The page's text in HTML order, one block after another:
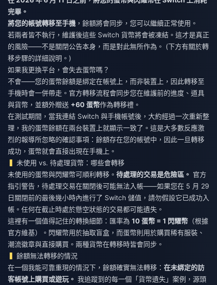
完畢。
將您的帳號轉移至手機 ，餘額將會同步，您可以繼續正常使用。
若兩者皆不執行，維護後這些 Switch 貨幣將會被凍結。這才是真正
的風險——不是關閉公告本身，而是對此無所作為。 (下方有關於轉
移步驟的詳細說明。)
如果我更換平台，會失去蛋幣嗎？
不會——您的蛋幣餘額是綁定在帳號上，而非裝置上，因此轉移至
手機時會一併帶走。官方轉移流程會同步您在維護前的進度、道具
與貨幣，並額外贈送 +60 蛋幣作為轉移禮。
在測試期間，當我連結 Switch 與手機帳號後，大約經過一次重新整
理，我的蛋幣餘額在兩台裝置上就顯示一致了。這是大多數反應激
烈的報導所忽略的確認事項：餘額存在您的帳號中，因此一旦轉移
成功，蛋幣就會直接出現在手機上。
未使用 vs. 待處理貨幣：哪些會轉移
未使用的蛋幣與閃耀幣可順利轉移。 待處理的交易是危險區。 官方
指引警告，待處理交易在關閉後可能無法入帳——如果您在 5 月 29
日關閉前的最後幾小時內進行了 Switch 儲值，請勿假設它已成功入
帳。任何在截止時處於懸空狀態的交易都可能遺失。
這裡有一個值得記住的轉換細節：匯率為 10 蛋幣 = 1 閃耀幣 （根據
官方維基）。閃耀幣用於抽取盲盒，而蛋幣則用於購買稀有服裝、
潮流徽章與直接購買。兩種貨幣在轉移時皆會同步。
餘額無法轉移的情況
在一個我能可靠重現的情況下，餘額確實無法轉移： 在未綁定的訪
客帳號上購買或遊玩。 我追蹤到的每一個「貨幣遺失」案例，源頭